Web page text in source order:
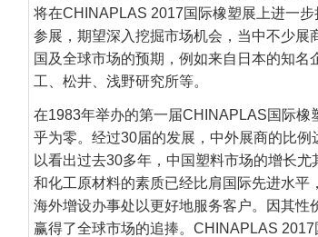
将在CHINAPLAS 2017国际橡塑展上进一
参展，期望深入挖掘市场机会，当中不少
国及全球市场的预期，例如来自日本的知
工、松井、浅野研究所等。
在1983年举办的第一届CHINAPLAS国际
乎为零。经过30届的发展，中外展商的比
以看出过去30多年，中国塑料市场的增长
和化工原材料的素质已经比肩国际先进水
海外增设办事处以更好地服务客户。因其
赢得了全球市场的追捧。CHINAPLAS